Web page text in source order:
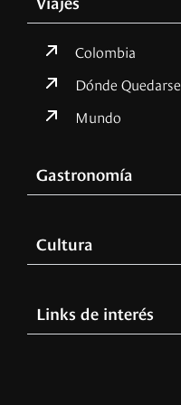
Colombia
Dónde Quedarse
Mundo
Gastronomía
Cultura
Links de interés